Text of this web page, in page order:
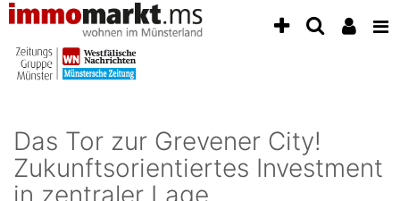
Accessibility
aktivieren
zur
zum
Inhalt
der
Das Tor zur Grevener City!
Zukunftsorientiertes Investment
in zentraler Lage.